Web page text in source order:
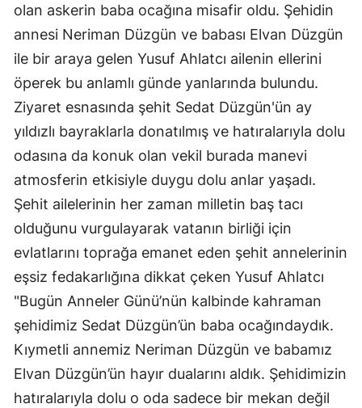
Çorum
Denizli
Edirne
Elazığ
Erzincan
Erzurum
Eskişehir
Gaziantep
Giresun
Gümüşhane
olan askerin baba ocağına misafir oldu. Şehidin
annesi Neriman Düzgün ve babası Elvan Düzgün
ile bir araya gelen Yusuf Ahlatcı ailenin ellerini
öperek bu anlamlı günde yanlarında bulundu.
Ziyaret esnasında şehit Sedat Düzgün'ün ay
yıldızlı bayraklarla donatılmış ve hatıralarıyla dolu
odasına da konuk olan vekil burada manevi
atmosferin etkisiyle duygu dolu anlar yaşadı.
Şehit ailelerinin her zaman milletin baş tacı
olduğunu vurgulayarak vatanın birliği için
evlatlarını toprağa emanet eden şehit annelerinin
eşsiz fedakarlığına dikkat çeken Yusuf Ahlatcı
"Bugün Anneler Günü’nün kalbinde kahraman
şehidimiz Sedat Düzgün’ün baba ocağındaydık.
Kıymetli annemiz Neriman Düzgün ve babamız
Elvan Düzgün’ün hayır dualarını aldık. Şehidimizin
hatıralarıyla dolu o oda sadece bir mekan değil